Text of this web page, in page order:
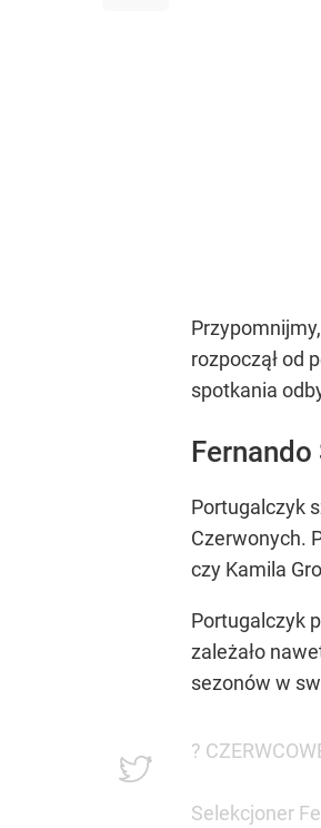
rozpoczął od
spotkania
Portugalczyk
Czerwonych.
czy Kamila
Portugalczyk
zależało
sezonów w
?
Selekcjoner